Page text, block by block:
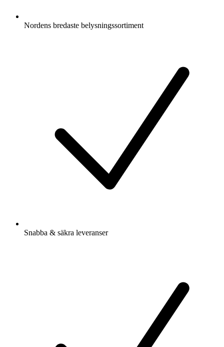
Nordens bredaste belysningssortiment
Snabba & säkra leveranser